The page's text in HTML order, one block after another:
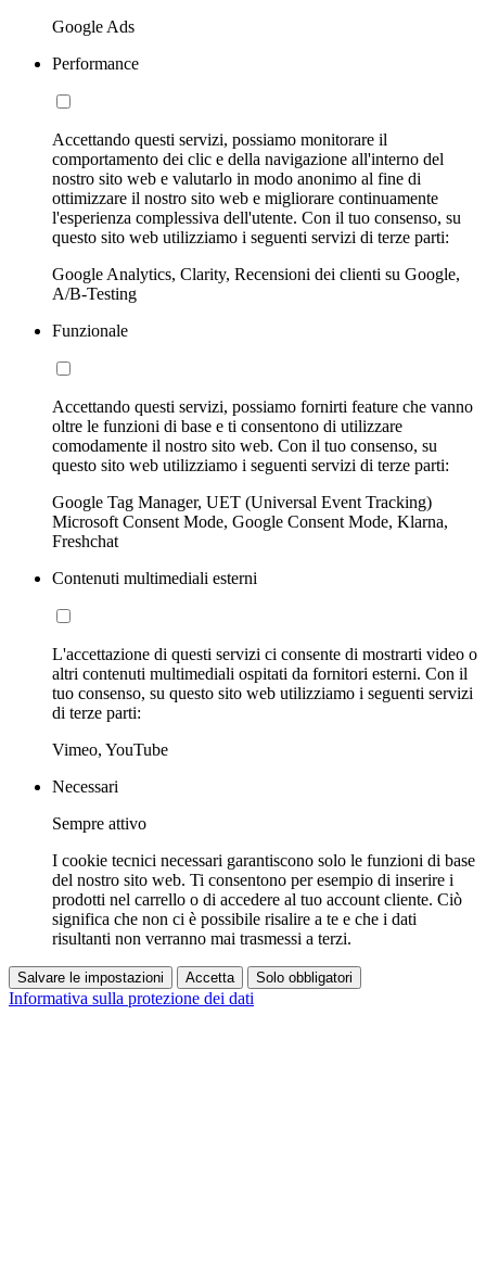
Google Ads
Performance
Accettando questi servizi, possiamo monitorare il
comportamento dei clic e della navigazione all'interno del
nostro sito web e valutarlo in modo anonimo al fine di
ottimizzare il nostro sito web e migliorare continuamente
l'esperienza complessiva dell'utente. Con il tuo consenso, su
questo sito web utilizziamo i seguenti servizi di terze parti:
Google Analytics, Clarity, Recensioni dei clienti su Google,
A/B-Testing
Funzionale
Accettando questi servizi, possiamo fornirti feature che vanno
oltre le funzioni di base e ti consentono di utilizzare
comodamente il nostro sito web. Con il tuo consenso, su
questo sito web utilizziamo i seguenti servizi di terze parti:
Google Tag Manager, UET (Universal Event Tracking)
Microsoft Consent Mode, Google Consent Mode, Klarna,
Freshchat
Contenuti multimediali esterni
L'accettazione di questi servizi ci consente di mostrarti video o
altri contenuti multimediali ospitati da fornitori esterni. Con il
tuo consenso, su questo sito web utilizziamo i seguenti servizi
di terze parti:
Vimeo, YouTube
Necessari
Sempre attivo
I cookie tecnici necessari garantiscono solo le funzioni di base
del nostro sito web. Ti consentono per esempio di inserire i
prodotti nel carrello o di accedere al tuo account cliente. Ciò
significa che non ci è possibile risalire a te e che i dati
risultanti non verranno mai trasmessi a terzi.
Salvare le impostazioni Accetta Solo obbligatori
Informativa sulla protezione dei dati